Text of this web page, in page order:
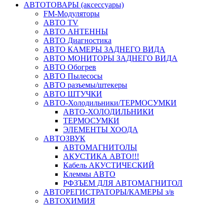
АВТОТОВАРЫ (аксессуары)
FM-Модуляторы
АВТО TV
АВТО АНТЕННЫ
АВТО Диагностика
АВТО КАМЕРЫ ЗАДНЕГО ВИДА
АВТО МОНИТОРЫ ЗАДНЕГО ВИДА
АВТО Обогрев
АВТО Пылесосы
АВТО разъемы/штекеры
АВТО ШТУЧКИ
АВТО-Холодильники/ТЕРМОСУМКИ
АВТО-ХОЛОДИЛЬНИКИ
ТЕРМОСУМКИ
ЭЛЕМЕНТЫ ХООДА
АВТОЗВУК
АВТОМАГНИТОЛЫ
АКУСТИКА АВТО!!!
Кабель АКУСТИЧЕСКИЙ
Клеммы АВТО
РФЗЪЕМ ДЛЯ АВТОМАГНИТОЛ
АВТОРЕГИСТРАТОРЫ/КАМЕРЫ з/в
АВТОХИМИЯ